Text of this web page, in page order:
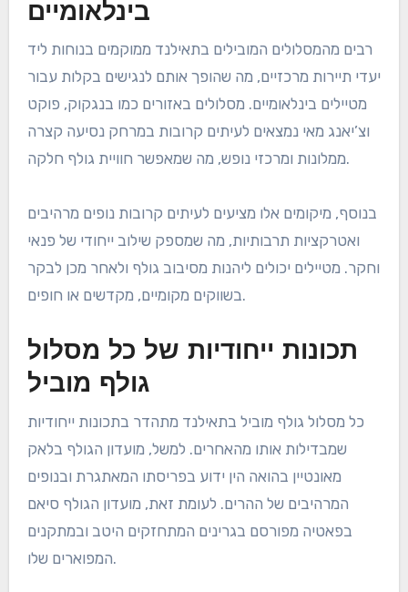
כלל מכמה מאות ועד כמה אלפי באט תאילנדי בשנה,
בהתאם למעמד המסלול ולמתקנים. דמי המסלול עבור לא
חברים נעים בדרך כלל בין 2,000 ל-5,000 באט בימי חול
ועשויים לעלות בסופי שבוע ובחגים.
חלק מהמסלולים מציעים הנחות להזמנות מוקדמות או
משתלם. מומלץ לבדוק את אתר האינטרנט של כל מסלול
עבור המחירים העדכניים וכל הצעות פרומו.
יתרונות מיקום עבור מטיילים
רבים מהמסלולים המובילים בתאילנד ממוקמים בנוחות ליד
יעדי תיירות מרכזיים, מה שהופך אותם לנגישים בקלות עבור
מטיילים בינלאומיים. מסלולים באזורים כמו בנגקוק, פוקט
וצ’יאנג מאי נמצאים לעיתים קרובות במרחק נסיעה קצרה
בנוסף, מיקומים אלו מציעים לעיתים קרובות נופים מרהיבים
ואטרקציות תרבותיות, מה שמספק שילוב ייחודי של פנאי